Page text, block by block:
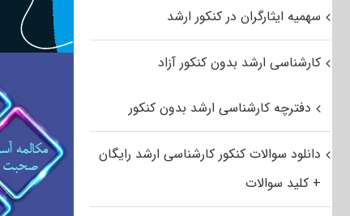
سهمیه ایثارگران در کنکور ارشد
کارشناسی ارشد بدون کنکور آزاد
دفترچه کارشناسی ارشد بدون کنکور
دانلود سوالات کنکور کارشناسی ارشد رایگان
+ کلید سوالات